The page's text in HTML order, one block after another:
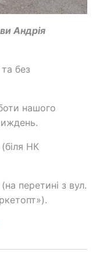
Андрія
без
нашого
НК
перетині з вул.